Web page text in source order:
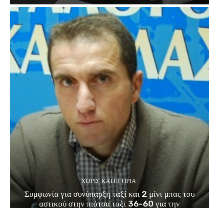
ΧΩΡΊΣ ΚΑΤΗΓΟΡΊΑ
Συμφωνία για συνύπαρξη ταξί και 2 μίνι μπας του
αστικού στην πιάτσα ταξί 36-60 για την